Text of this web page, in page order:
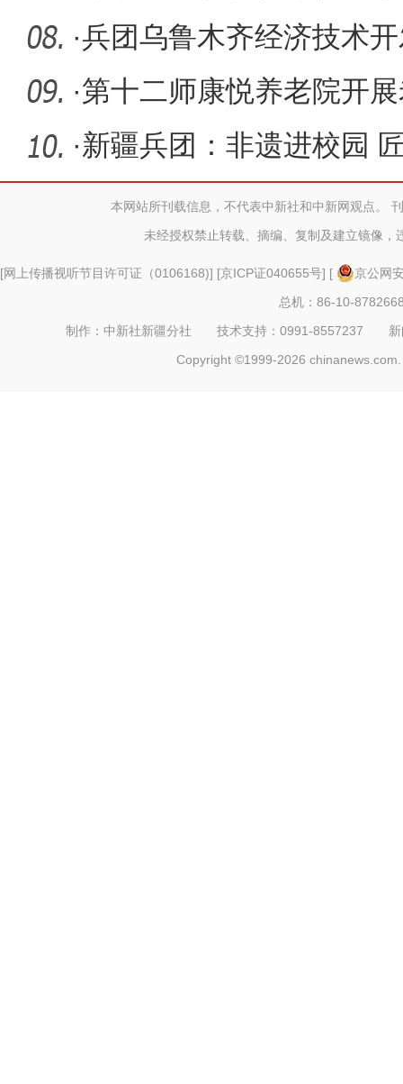
上线
·兵团乌鲁木齐经济技术
房“活”起来
·第十二师康悦养老院开
·新疆兵团：非遗进校园
本网站所刊载信息，不代表中新社和中新网观点。
未经授权禁止转载、摘编、复制及建立镜像，
[网上传播视听节目许可证（0106168)] [京ICP证040655号] [
京公网
总机：86-10-
制作：中新社新疆分社 技术支持：0991-8557237
Copyright ©1999-2026